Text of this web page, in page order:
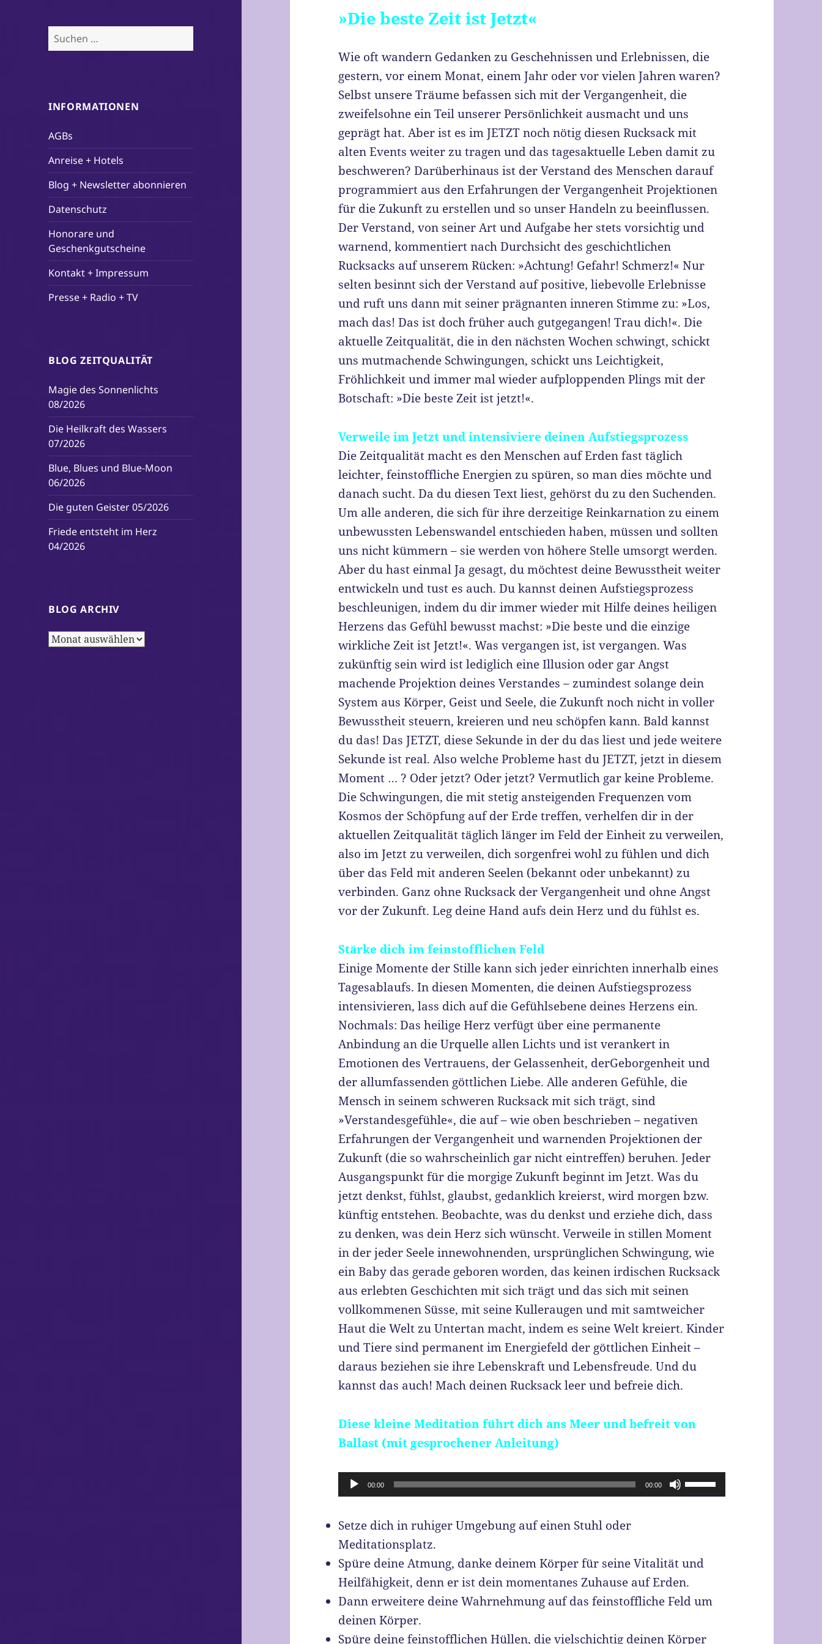
Suchen
nach:
INFORMATIONEN
AGBs
Anreise + Hotels
Blog + Newsletter abonnieren
Datenschutz
Honorare und
Geschenkgutscheine
Kontakt + Impressum
Presse + Radio + TV
BLOG ZEITQUALITÄT
Magie des Sonnenlichts
08/2026
Die Heilkraft des Wassers
07/2026
Blue, Blues und Blue-Moon
06/2026
Die guten Geister 05/2026
Friede entsteht im Herz
04/2026
BLOG ARCHIV
Blog
»Die beste Zeit ist Jetzt«
Wie oft wandern Gedanken zu Geschehnissen und Erlebnissen, die
gestern, vor einem Monat, einem Jahr oder vor vielen Jahren waren?
Selbst unsere Träume befassen sich mit der Vergangenheit, die
zweifelsohne ein Teil unserer Persönlichkeit ausmacht und uns
geprägt hat. Aber ist es im JETZT noch nötig diesen Rucksack mit
alten Events weiter zu tragen und das tagesaktuelle Leben damit zu
beschweren? Darüberhinaus ist der Verstand des Menschen darauf
programmiert aus den Erfahrungen der Vergangenheit Projektionen
für die Zukunft zu erstellen und so unser Handeln zu beeinflussen.
Der Verstand, von seiner Art und Aufgabe her stets vorsichtig und
warnend, kommentiert nach Durchsicht des geschichtlichen
Rucksacks auf unserem Rücken: »Achtung! Gefahr! Schmerz!« Nur
selten besinnt sich der Verstand auf positive, liebevolle Erlebnisse
und ruft uns dann mit seiner prägnanten inneren Stimme zu: »Los,
mach das! Das ist doch früher auch gutgegangen! Trau dich!«. Die
aktuelle Zeitqualität, die in den nächsten Wochen schwingt, schickt
uns mutmachende Schwingungen, schickt uns Leichtigkeit,
Fröhlichkeit und immer mal wieder aufploppenden Plings mit der
Botschaft: »Die beste Zeit ist jetzt!«.
Verweile im Jetzt und intensiviere deinen Aufstiegsprozess
Die Zeitqualität macht es den Menschen auf Erden fast täglich
leichter, feinstoffliche Energien zu spüren, so man dies möchte und
danach sucht. Da du diesen Text liest, gehörst du zu den Suchenden.
Um alle anderen, die sich für ihre derzeitige Reinkarnation zu einem
unbewussten Lebenswandel entschieden haben, müssen und sollten
uns nicht kümmern – sie werden von höhere Stelle umsorgt werden.
Aber du hast einmal Ja gesagt, du möchtest deine Bewusstheit weiter
entwickeln und tust es auch. Du kannst deinen Aufstiegsprozess
beschleunigen, indem du dir immer wieder mit Hilfe deines heiligen
Herzens das Gefühl bewusst machst: »Die beste und die einzige
wirkliche Zeit ist Jetzt!«. Was vergangen ist, ist vergangen. Was
zukünftig sein wird ist lediglich eine Illusion oder gar Angst
machende Projektion deines Verstandes – zumindest solange dein
System aus Körper, Geist und Seele, die Zukunft noch nicht in voller
Bewusstheit steuern, kreieren und neu schöpfen kann. Bald kannst
du das! Das JETZT, diese Sekunde in der du das liest und jede weitere
Sekunde ist real. Also welche Probleme hast du JETZT, jetzt in diesem
Moment … ? Oder jetzt? Oder jetzt? Vermutlich gar keine Probleme.
Die Schwingungen, die mit stetig ansteigenden Frequenzen vom
Kosmos der Schöpfung auf der Erde treffen, verhelfen dir in der
aktuellen Zeitqualität täglich länger im Feld der Einheit zu verweilen,
also im Jetzt zu verweilen, dich sorgenfrei wohl zu fühlen und dich
über das Feld mit anderen Seelen (bekannt oder unbekannt) zu
verbinden. Ganz ohne Rucksack der Vergangenheit und ohne Angst
vor der Zukunft. Leg deine Hand aufs dein Herz und du fühlst es.
Stärke dich im feinstofflichen Feld
Einige Momente der Stille kann sich jeder einrichten innerhalb eines
Tagesablaufs. In diesen Momenten, die deinen Aufstiegsprozess
intensivieren, lass dich auf die Gefühlsebene deines Herzens ein.
Nochmals: Das heilige Herz verfügt über eine permanente
Anbindung an die Urquelle allen Lichts und ist verankert in
Emotionen des Vertrauens, der Gelassenheit, derGeborgenheit und
der allumfassenden göttlichen Liebe. Alle anderen Gefühle, die
Mensch in seinem schweren Rucksack mit sich trägt, sind
»Verstandesgefühle«, die auf – wie oben beschrieben – negativen
Erfahrungen der Vergangenheit und warnenden Projektionen der
Zukunft (die so wahrscheinlich gar nicht eintreffen) beruhen. Jeder
Ausgangspunkt für die morgige Zukunft beginnt im Jetzt. Was du
jetzt denkst, fühlst, glaubst, gedanklich kreierst, wird morgen bzw.
künftig entstehen. Beobachte, was du denkst und erziehe dich, dass
zu denken, was dein Herz sich wünscht. Verweile in stillen Moment
in der jeder Seele innewohnenden, ursprünglichen Schwingung, wie
ein Baby das gerade geboren worden, das keinen irdischen Rucksack
aus erlebten Geschichten mit sich trägt und das sich mit seinen
vollkommenen Süsse, mit seine Kulleraugen und mit samtweicher
Haut die Welt zu Untertan macht, indem es seine Welt kreiert. Kinder
und Tiere sind permanent im Energiefeld der göttlichen Einheit –
daraus beziehen sie ihre Lebenskraft und Lebensfreude. Und du
kannst das auch! Mach deinen Rucksack leer und befreie dich.
Diese kleine Meditation führt dich ans Meer und befreit von
Ballast (mit gesprochener Anleitung)
Audio-
Player
00:00 00:00
Pfeiltasten
Hoch/Runter
zu
Setze dich in ruhiger Umgebung auf einen Stuhl oder
Meditationsplatz.
Spüre deine Atmung, danke deinem Körper für seine Vitalität und
Heilfähigkeit, denn er ist dein momentanes Zuhause auf Erden.
Dann erweitere deine Wahrnehmung auf das feinstoffliche Feld um
deinen Körper.
Spüre deine feinstofflichen Hüllen, die vielschichtig deinen Körper